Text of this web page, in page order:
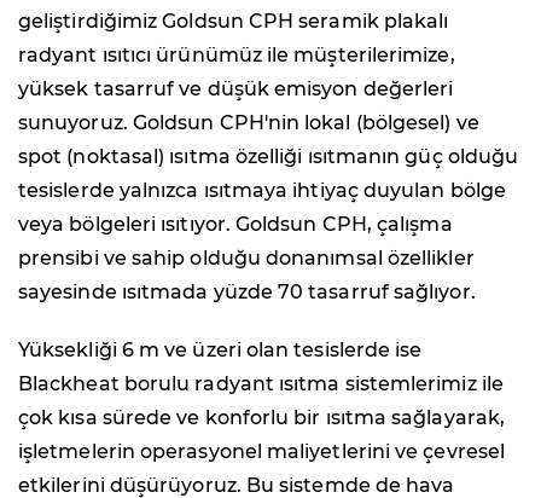
geliştirdiğimiz Goldsun CPH seramik plakalı
radyant ısıtıcı ürünümüz ile müşterilerimize,
yüksek tasarruf ve düşük emisyon değerleri
sunuyoruz. Goldsun CPH'nin lokal (bölgesel) ve
spot (noktasal) ısıtma özelliği ısıtmanın güç olduğu
tesislerde yalnızca ısıtmaya ihtiyaç duyulan bölge
veya bölgeleri ısıtıyor. Goldsun CPH, çalışma
prensibi ve sahip olduğu donanımsal özellikler
sayesinde ısıtmada yüzde 70 tasarruf sağlıyor.
Yüksekliği 6 m ve üzeri olan tesislerde ise
Blackheat borulu radyant ısıtma sistemlerimiz ile
çok kısa sürede ve konforlu bir ısıtma sağlayarak,
işletmelerin operasyonel maliyetlerini ve çevresel
etkilerini düşürüyoruz. Bu sistemde de hava